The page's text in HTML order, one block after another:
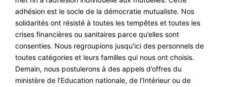
adhésion est le socle de la démocratie mutualiste. Nos
solidarités ont résisté à toutes les tempêtes et toutes les
crises financières ou sanitaires parce qu’elles sont
consenties. Nous regroupions jusqu’ici des personnels de
toutes catégories et leurs familles qui nous ont choisis.
Demain, nous postulerons à des appels d’offres du
ministère de l’Education nationale, de l’Intérieur ou de